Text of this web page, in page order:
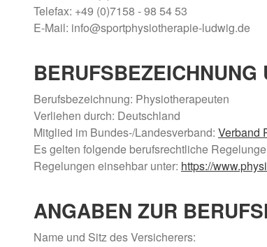
Telefax: +49 (0)7158 - 98 54 53
E-Mail: info@sportphysiotherapie-ludwig.de
Berufsbezeichnung: Physiotherapeuten
Verliehen durch: Deutschland
Mitglied im Bundes-/Landesverband: Verband
Es gelten folgende berufsrechtliche
Regelungen einsehbar unter: https://
ANGABEN ZUR
Name und Sitz des Versicherers: